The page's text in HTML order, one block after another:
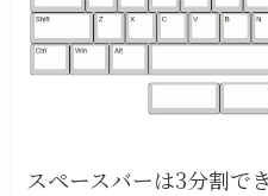
スペースバーは3分割で